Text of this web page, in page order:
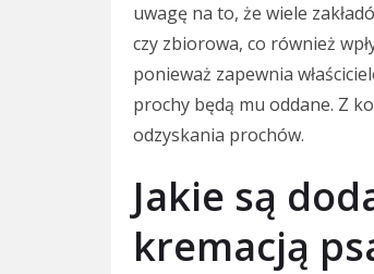
uwagę na to, że wiele
czy zbiorowa, co również
ponieważ zapewnia
prochy będą mu oddane. Z
odzyskania prochów.
Jakie są
kremacją